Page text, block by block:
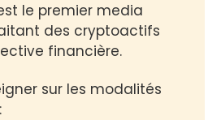
le premier media
des cryptoactifs
financière.
sur les modalités